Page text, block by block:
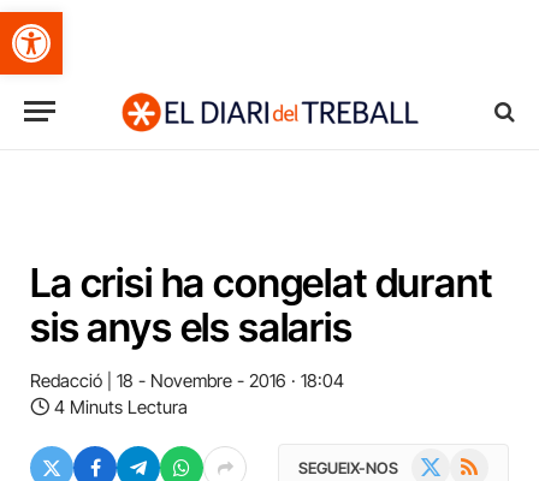
Obre la barra d'eines
La crisi ha congelat durant
sis anys els salaris
Redacció
18 - Novembre - 2016 · 18:04
4 Minuts Lectura
SEGUEIX-NOS RSS